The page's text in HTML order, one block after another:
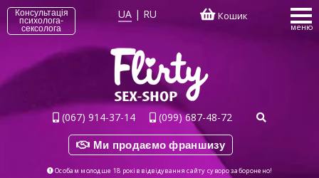
Консультація
психолога-
сексолога
UA | RU Кошик
меню
(067) 914-37-14 (099) 687-48-72
Ми продаємо франшизу
Особам молодше 18 років відвідування сайту суворо заборонено!